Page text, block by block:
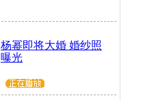
杨幂即将大婚 婚纱照
曝光